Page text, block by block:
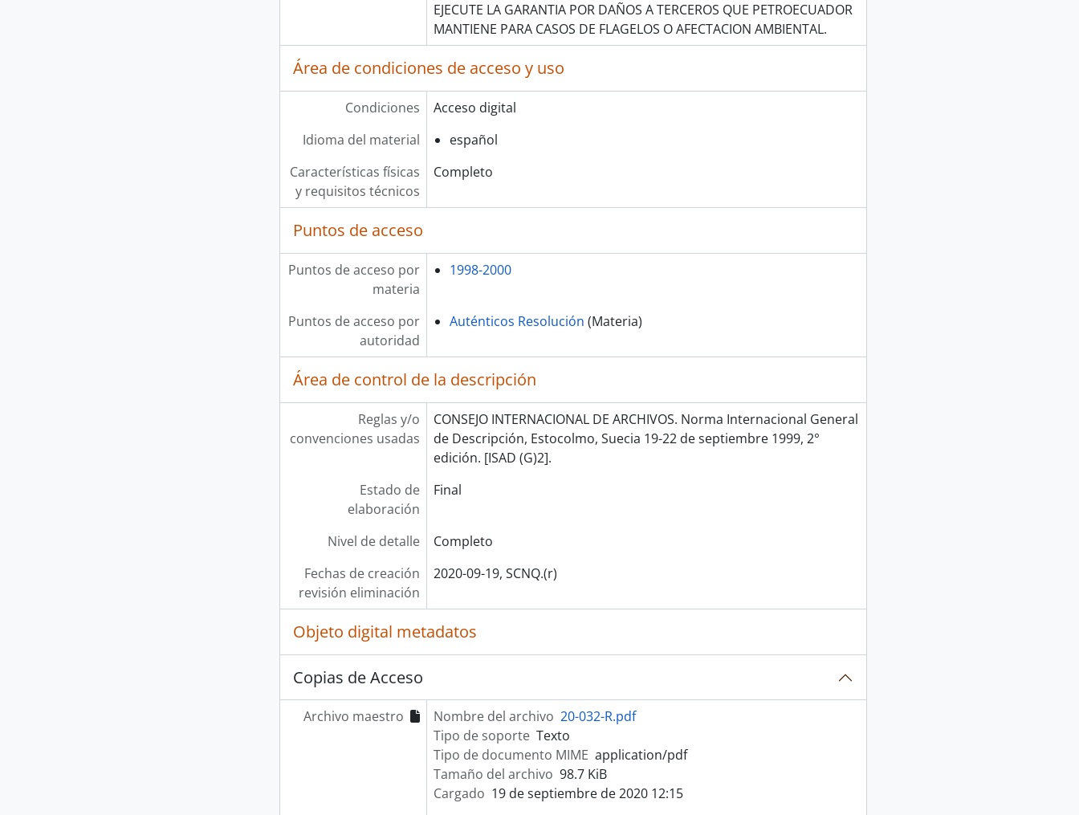
EJECUTE LA GARANTIA POR DAÑOS A TERCEROS QUE PETROECUADOR
MANTIENE PARA CASOS DE FLAGELOS O AFECTACION AMBIENTAL.
Área de condiciones de acceso y uso
Condiciones
Acceso digital
Idioma del material
español
Características físicas
y requisitos técnicos
Completo
Puntos de acceso
Puntos de acceso por
materia
1998-2000
Puntos de acceso por
autoridad
Auténticos Resolución (Materia)
Área de control de la descripción
Reglas y/o
convenciones usadas
CONSEJO INTERNACIONAL DE ARCHIVOS. Norma Internacional General
de Descripción, Estocolmo, Suecia 19-22 de septiembre 1999, 2°
edición. [ISAD (G)2].
Estado de
elaboración
Final
Nivel de detalle
Completo
Fechas de creación
revisión eliminación
2020-09-19, SCNQ.(r)
Objeto digital metadatos
Copias de Acceso
Archivo maestro Nombre del archivo 20-032-R.pdf
Tipo de soporte Texto
Tipo de documento MIME application/pdf
Tamaño del archivo 98.7 KiB
Cargado 19 de septiembre de 2020 12:15